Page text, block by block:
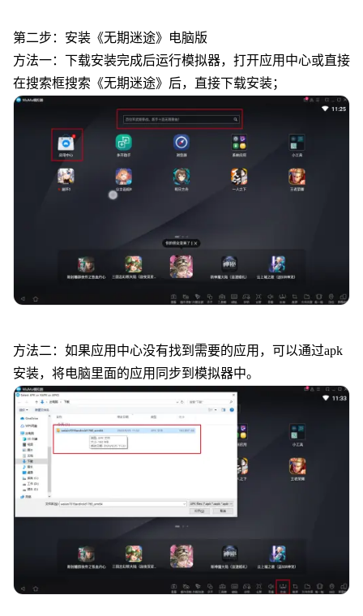
第二步：安装《无期迷途》电脑版
方法一：下载安装完成后运行模拟器，打开应用中心或直接
在搜索框搜索《无期迷途》后，直接下载安装；
方法二：如果应用中心没有找到需要的应用，可以通过apk
安装，将电脑里面的应用同步到模拟器中。